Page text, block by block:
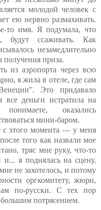
молодой человек с
ею нервно размахивать.
то имя. Я подумала, что
будут ссаживать. Как
незамедлительно
получения приза.
из аэропорта через всю
я жила в отеле, где сам
Это придавало
все деньги истратила на
оказались
мини-баром.
этого момента — у меня
того как назвали мое
тряс мне руку, что-то
и... я поднялась на сцену.
не захотелось, и потому
оргкомитету, жюри,
по-русски. С тех пор
потрясением.